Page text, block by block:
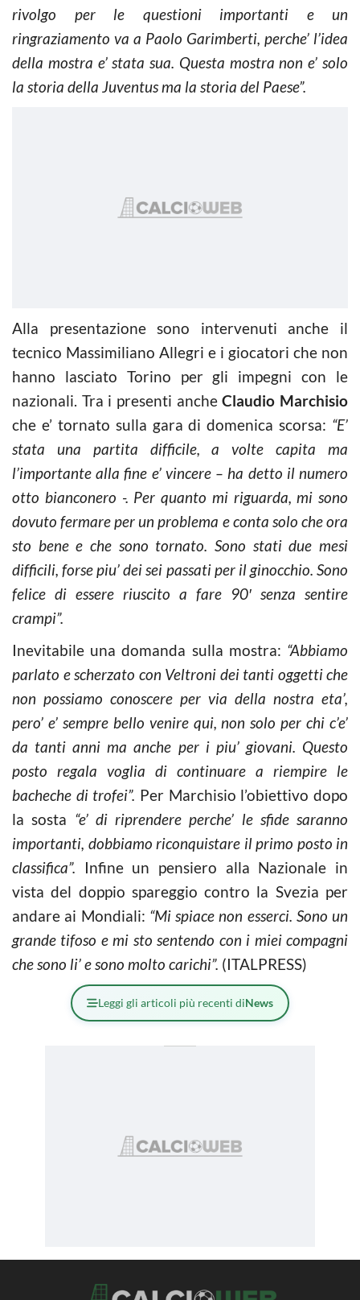
rivolgo per le questioni importanti e un
ringraziamento va a Paolo Garimberti, perche’ l’idea
della mostra e’ stata sua. Questa mostra non e’ solo
la storia della Juventus ma la storia del Paese”.
Alla presentazione sono intervenuti anche il
tecnico Massimiliano Allegri e i giocatori che non
hanno lasciato Torino per gli impegni con le
nazionali. Tra i presenti ancheClaudio Marchisio
che e’ tornato sulla gara di domenica scorsa: “E’
stata una partita difficile, a volte capita ma
l’importante alla fine e’ vincere – ha detto il numero
otto bianconero -. Per quanto mi riguarda, mi sono
dovuto fermare per un problema e conta solo che ora
sto bene e che sono tornato. Sono stati due mesi
difficili, forse piu’ dei sei passati per il ginocchio. Sono
felice di essere riuscito a fare 90′ senza sentire
crampi”.
Inevitabile una domanda sulla mostra: “Abbiamo
parlato e scherzato con Veltroni dei tanti oggetti che
non possiamo conoscere per via della nostra eta’,
pero’ e’ sempre bello venire qui, non solo per chi c’e’
da tanti anni ma anche per i piu’ giovani. Questo
posto regala voglia di continuare a riempire le
bacheche di trofei”. Per Marchisio l’obiettivo dopo
la sosta “e’ di riprendere perche’ le sfide saranno
importanti, dobbiamo riconquistare il primo posto in
classifica”. Infine un pensiero alla Nazionale in
vista del doppio spareggio contro la Svezia per
andare ai Mondiali: “Mi spiace non esserci. Sono un
grande tifoso e mi sto sentendo con i miei compagni
che sono li’ e sono molto carichi”. (ITALPRESS)
Leggi gli articoli più recenti diNews